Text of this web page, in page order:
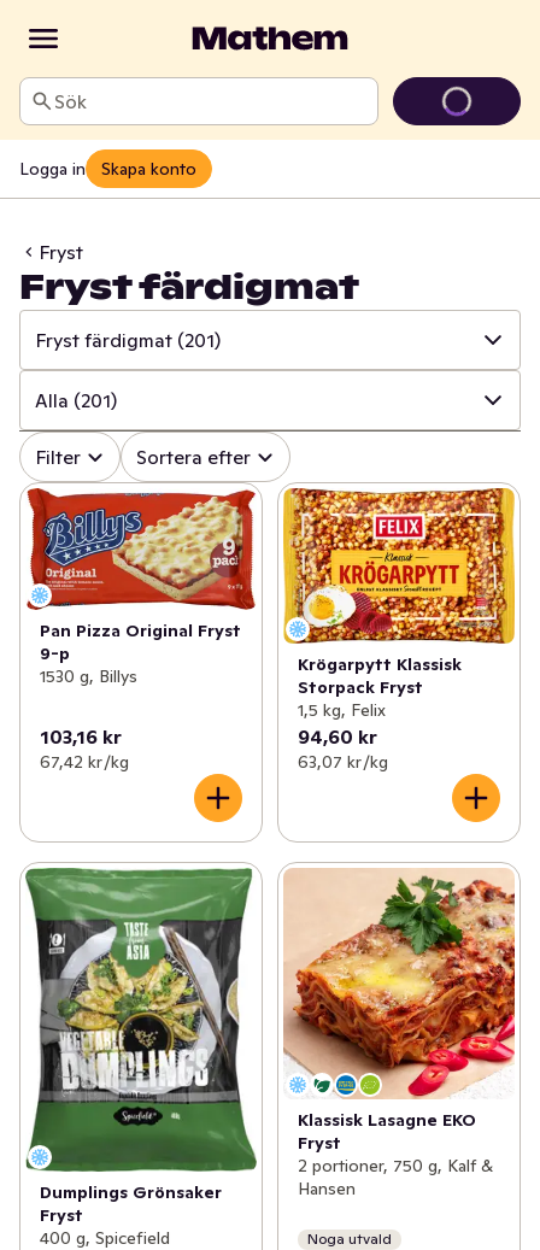
Sök
Logga in Skapa konto
Fryst
Fryst färdigmat
Fryst färdigmat (201)
✓ Alla (896)
✓ Fryst kött, burgare & korv (38)
✓ Fryst fågel (64)
✓ Fryst fisk & skaldjur (59)
✓ Fryst färdigmat (201)
✓ Fryst potatis & pommes
✓ Frysta grönsaker & örter
(52)
✓ Glass & glasstillbehör (227)
✓ Fryst bröd & dessert (68)
✓ Is (3)
Alla (201)
✓ Alla (201)
✓ Frysta färdigrätter (102)
✓ Pytt (5)
✓ Pizza, paj & piroger (81)
✓ Vårrullar & dumplings
Filter Sortera efter
Pan Pizza Original Fryst
9-p
1530 g, Billys
103,16 kr
67,42 kr /kg
Krögarpytt Klassisk
Storpack Fryst
1,5 kg, Felix
94,60 kr
63,07 kr /kg
Dumplings Grönsaker
Fryst
400 g, Spicefield
Klassisk Lasagne EKO
Fryst
2 portioner, 750 g, Kalf &
Hansen
Noga utvald